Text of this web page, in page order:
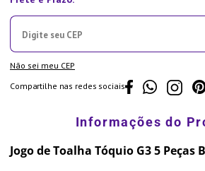
Não sei meu CEP
Compartilhe nas redes sociais
Jogo de Toalha Tóquio G3 5